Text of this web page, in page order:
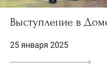
Выступление в
25 января 2025